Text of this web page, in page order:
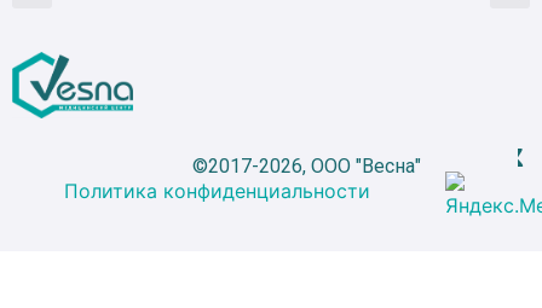
©2017-2026, ООО "Весна"
Политика конфиденциальности